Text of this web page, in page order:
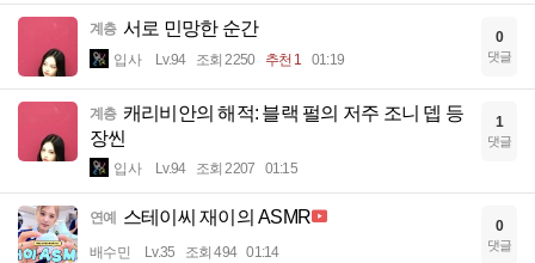
계층 서로 민망한 순간
입사 Lv.94 조회 2250 추천 1 01:19
0
댓글
계층 캐리비안의 해적: 블랙 펄의 저주 조니 뎁 등
장씬
입사 Lv.94 조회 2207 01:15
1
댓글
연예 스테이씨 재이의 ASMR
배수민 Lv.35 조회 494 01:14
0
댓글